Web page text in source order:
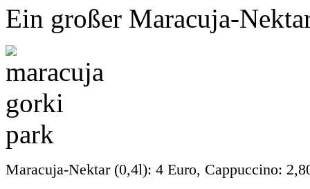
Ein großer Maracuja-
Maracuja-Nektar (0,4l): 4 Euro, Cappuccino: